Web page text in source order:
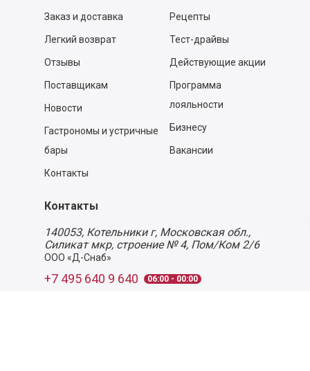
Заказ и доставка
Легкий возврат
Отзывы
Поставщикам
Новости
Гастрономы и устричные
бары
Контакты
Рецепты
Тест-драйвы
Действующие акции
Программа
лояльности
Бизнесу
Вакансии
Контакты
140053, Котельники г, Московская обл.,
Силикат мкр, строение № 4, Пом/Ком 2/6
ООО «Д-Снаб»
+7 495 640 9 640 06:00 - 00:00